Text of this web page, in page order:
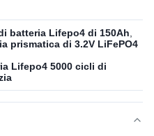
batteria Lifepo4 di 150Ah
prismatica di 3.2V LiFePO4
Lifepo4 5000 cicli di